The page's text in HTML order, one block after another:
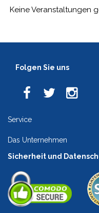
Keine Veranstaltungen
Folgen Sie uns
Service
Das Unternehmen
Sicherheit und